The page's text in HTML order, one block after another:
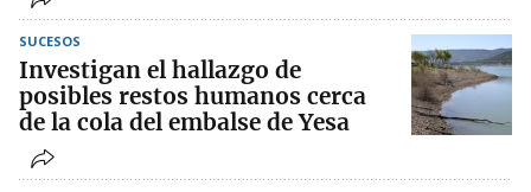
SUCESOS
Investigan el hallazgo de
posibles restos humanos cerca
de la cola del embalse de Yesa